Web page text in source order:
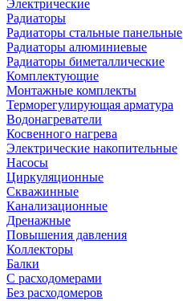
Электрические
Радиаторы
Радиаторы стальные панельные
Радиаторы алюминиевые
Радиаторы биметаллические
Комплектующие
Монтажные комплекты
Терморегулирующая арматура
Водонагреватели
Косвенного нагрева
Электрические накопительные
Насосы
Циркуляционные
Скважинные
Канализационные
Дренажные
Повышения давления
Коллекторы
Балки
С расходомерами
Без расходомеров